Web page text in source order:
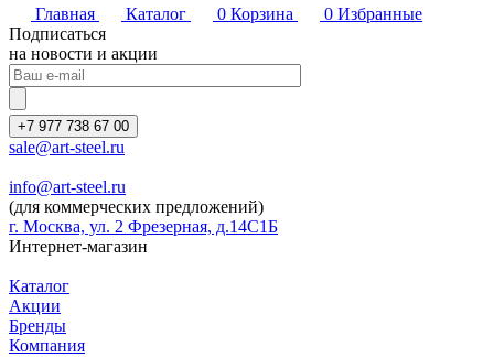
Главная Каталог 0 Корзина 0 Избранные
Подписаться
на новости и акции
+7 977 738 67 00
sale@art-steel.ru
info@art-steel.ru
(для коммерческих предложений)
г. Москва, ул. 2 Фрезерная, д.14С1Б
Интернет-магазин
Каталог
Акции
Бренды
Компания